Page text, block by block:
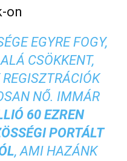
on
EGYRE FOGY,
CSÖKKENT,
NŐ. IMMÁR
60 EZREN
PORTÁLT
, AMI HAZÁNK